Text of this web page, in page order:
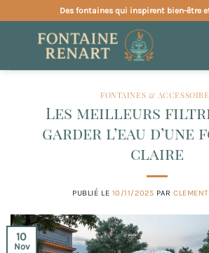
au
contenu
Des fontaines qui inspirent bien-être
FONTAINES &
Les meilleurs
garder l’eau d’une
claire
PUBLIÉ LE 10/11/2025 PAR
10
Nov